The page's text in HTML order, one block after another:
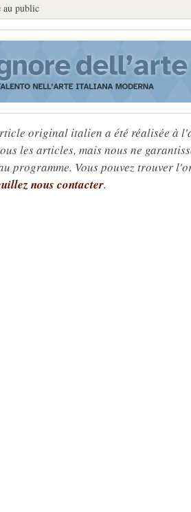
au public
original italien a été réalisée à
les articles, mais nous ne
programme. Vous pouvez trouver
nous contacter.